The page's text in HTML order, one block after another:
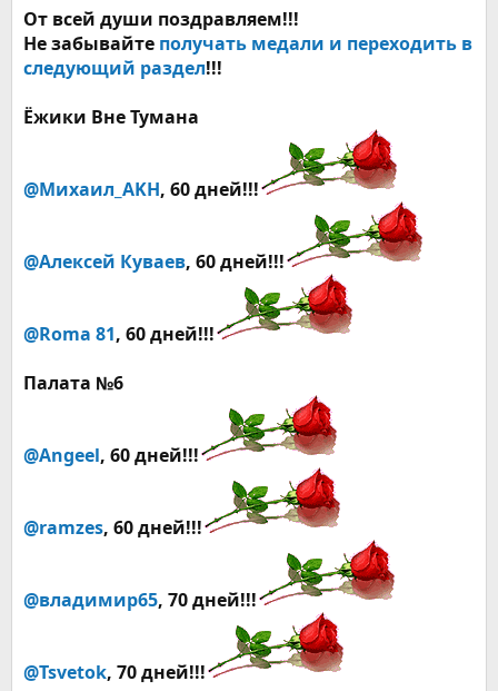
От всей души поздравляем!!!
Не забывайте получать медали и переходить в
следующий раздел!!!
Ёжики Вне Тумана
@Михаил_AKH, 60 дней!!!
@Алексей Куваев, 60 дней!!!
@Roma 81, 60 дней!!!
Палата №6
@Angeel, 60 дней!!!
@ramzes, 60 дней!!!
@владимир65, 70 дней!!!
@Tsvetok, 70 дней!!!